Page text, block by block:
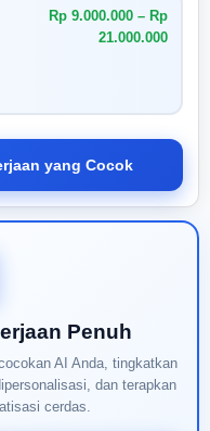
Rp 9.000.000 – Rp
21.000.000
yang Cocok
Penuh
AI Anda, tingkatkan
dan terapkan
cerdas.